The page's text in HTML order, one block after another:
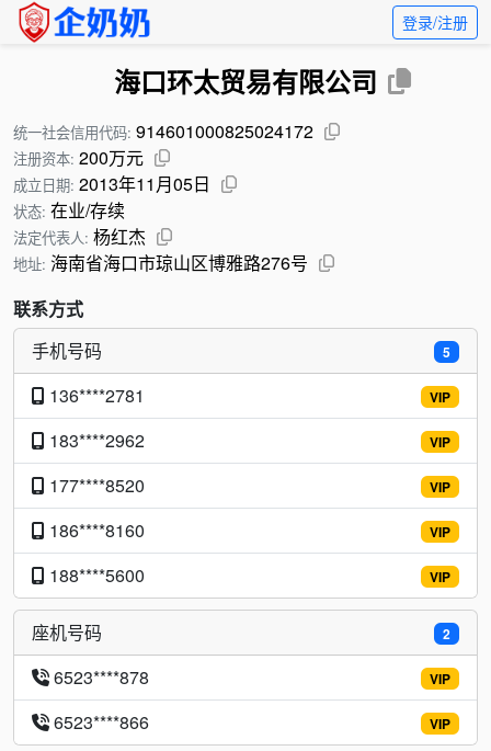
登录/注册
海口环太贸易有限公司
统一社会信用代码: 914601000825024172
注册资本: 200万元
成立日期: 2013年11月05日
状态: 在业/存续
法定代表人: 杨红杰
地址: 海南省海口市琼山区博雅路276号
联系方式
5
手机号码
VIP
136****2781
VIP
183****2962
VIP
177****8520
VIP
186****8160
VIP
188****5600
2
座机号码
VIP
6523****878
VIP
6523****866